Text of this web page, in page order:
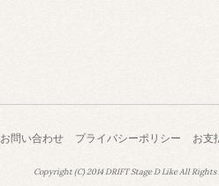
お問い合わせ プライバシーポリシー お支
Copyright (C) 2014 DRIFT Stage D Like All